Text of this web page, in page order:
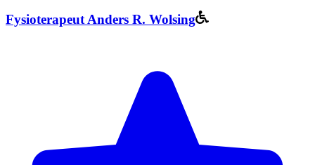
Fysioterapeut Anders R. Wolsing